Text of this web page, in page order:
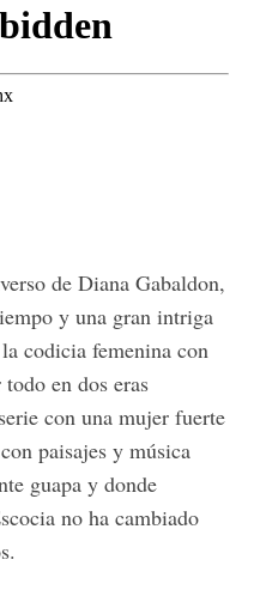
de Diana Gabaldon,
y una gran intriga
codicia femenina con
en dos eras
con una mujer fuerte
paisajes y música
guapa y donde
no ha cambiado